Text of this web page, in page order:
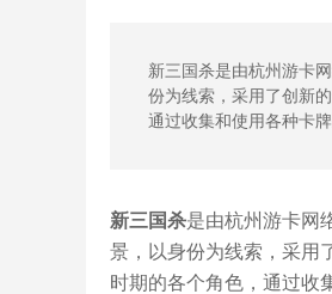
新三国杀是由杭州游卡
份为线索，采用了创新
通过收集和使用各种卡牌
新三国杀是由杭州游卡网
景，以身份为线索，采用
时期的各个角色，通过收